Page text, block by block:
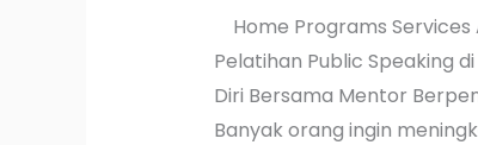
Home Programs Services
Pelatihan Public Speaking
Diri Bersama Mentor
Banyak orang ingin